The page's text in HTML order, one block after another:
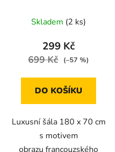
Skladem (2 ks)
299 Kč
699 Kč (–57 %)
DO KOŠÍKU
Luxusní šála 180 x 70 cm
s motivem
obrazu francouzského